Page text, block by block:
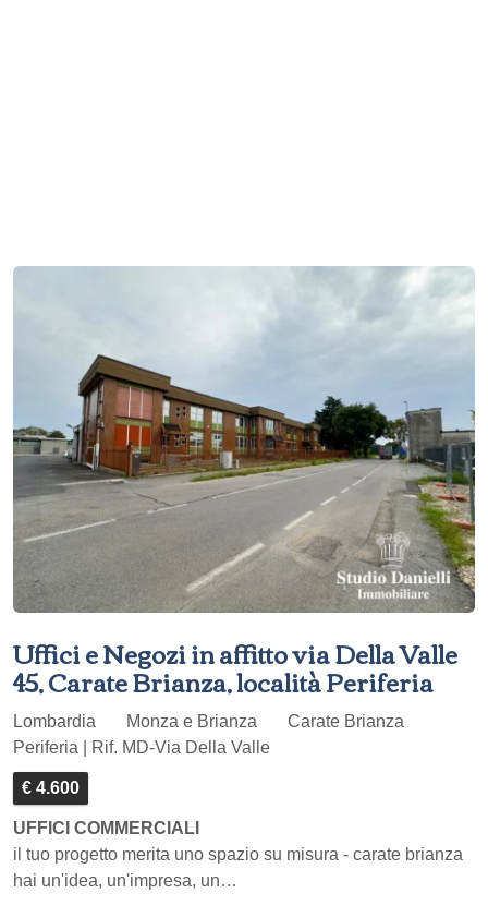
Uffici e Negozi in affitto via Della Valle
45, Carate Brianza, località Periferia
Lombardia Monza e Brianza
Carate Brianza
Periferia | Rif. MD-Via Della Valle
€ 4.600
UFFICI COMMERCIALI
il tuo progetto merita uno spazio su misura - carate brianza
hai un'idea, un'impresa, un…